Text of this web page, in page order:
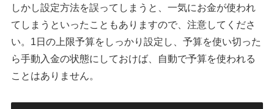
しかし設定方法を誤ってしまうと、一気にお金が使われ
てしまうといったこともありますので、注意してくださ
い。1日の上限予算をしっかり設定し、予算を使い切った
ら手動入金の状態にしておけば、自動で予算を使われる
ことはありません。